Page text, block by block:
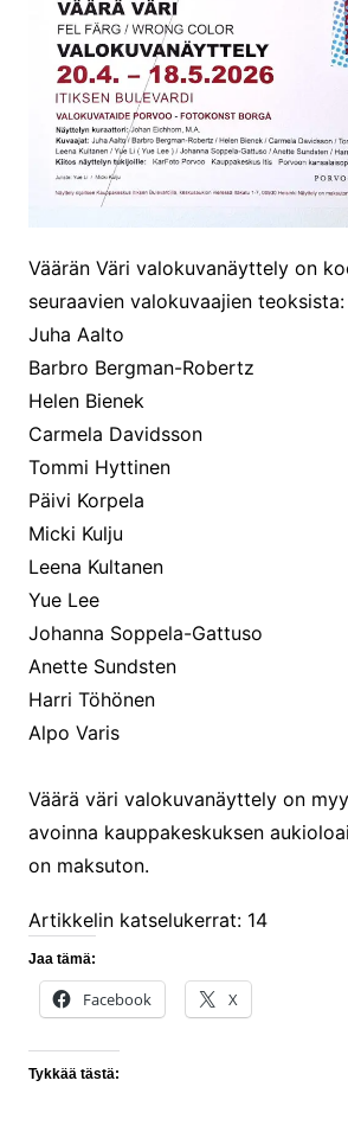
Väärän Väri valokuvanäyttely on
seuraavien valokuvaajien teoksista:
Juha Aalto
Barbro Bergman-Robertz
Helen Bienek
Carmela Davidsson
Tommi Hyttinen
Päivi Korpela
Micki Kulju
Leena Kultanen
Yue Lee
Johanna Soppela-Gattuso
Anette Sundsten
Harri Töhönen
Alpo Varis
Väärä väri valokuvanäyttely on
avoinna kauppakeskuksen
on maksuton.
Artikkelin katselukerrat: 14
Jaa tämä:
Facebook X
Tykkää tästä: